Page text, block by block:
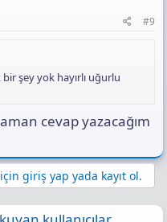
#9
şey yok hayırlı uğurlu
cevap yazacağım
giriş yap yada kayıt ol.